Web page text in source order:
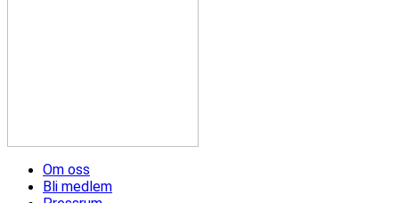
Om oss
Bli medlem